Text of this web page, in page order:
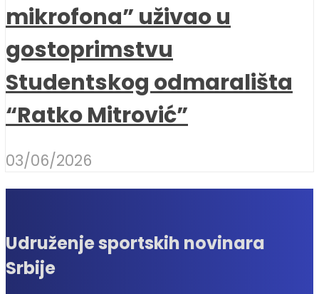
mikrofona” uživao u
gostoprimstvu
Studentskog odmarališta
“Ratko Mitrović”
03/06/2026
Udruženje sportskih novinara
Srbije